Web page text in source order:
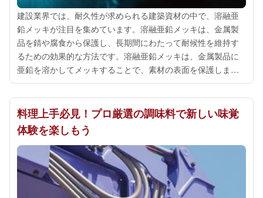
建設業界では、耐久性が求められる建築資材の中で、溶融亜
鉛メッキが注目を集めています。溶融亜鉛メッキは、金属製
品を錆や腐食から保護し、長期間にわたって耐候性を維持す
るための効果的な方法です。溶融亜鉛メッキは、金属製品に
亜鉛を溶かしてメッキすることで、素材の表面を保護しま
す。このプロセスにより、金属表面に均一な亜鉛被覆層が形
成され、外部からの損傷や腐食を防ぎます...
料理上手必見！プロ厳選の調味料で新しい味覚
体験を楽しもう